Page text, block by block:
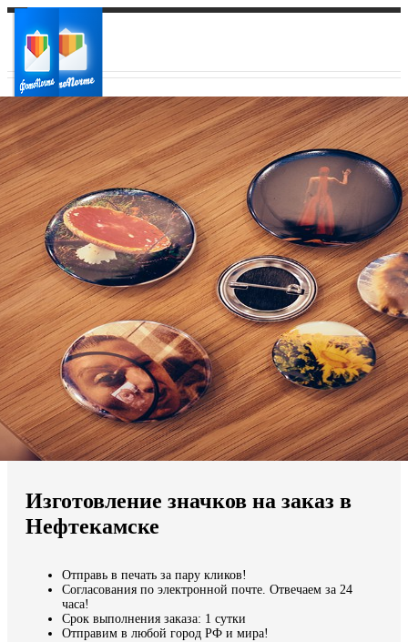
Ваш город:
Ваш регион доставки
Выберите из списка:
Мы доставляем по всему миру
Продолжить без города
Изготовление значков на заказ в
Нефтекамске
Отправь в печать за пару кликов!
Согласования по электронной почте. Отвечаем за 24
часа!
Срок выполнения заказа: 1 сутки
Отправим в любой город РФ и мира!